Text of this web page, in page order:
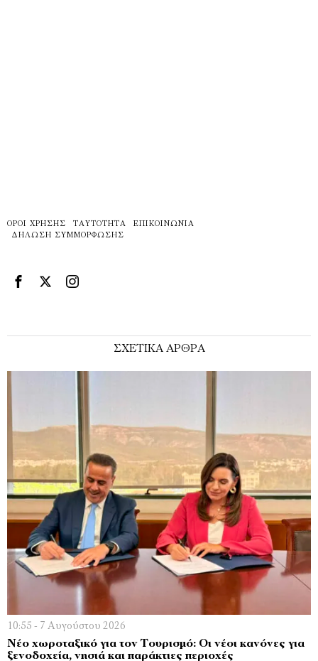
ΌΡΟΙ ΧΡΉΣΗΣ ΤΑΥΤΌΤΗΤΑ
ΕΠΙΚΟΙΝΩΝΊΑ
ΔΉΛΩΣΗ ΣΥΜΜΌΡΦΩΣΗΣ
ΣΧΕΤΙΚΑ ΑΡΘΡΑ
10:55 - 7 Αυγούστου 2026
Νέο χωροταξικό για τον Τουρισμό: Οι νέοι κανόνες για
ξενοδοχεία, νησιά και παράκτιες περιοχές